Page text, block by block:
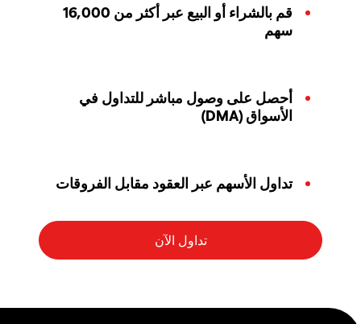
قم بالشراء أو البيع عبر أكثر من 16,000
سهم
أحصل على وصول مباشر للتداول في
الأسواق (DMA)
تداول الأسهم عبر العقود مقابل الفروقات